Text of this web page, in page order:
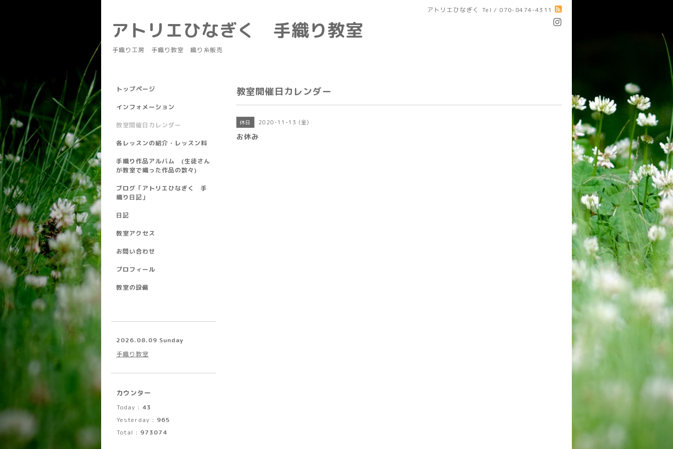
アトリエひなぎく Tel / 070-8474-4311
アトリエひなぎく 手織り教室
手織り工房 手織り教室 織り糸販売
教室開催日カレンダー
休日 2020-11-13 (金)
お休み
トップページ
インフォメーション
教室開催日カレンダー
各レッスンの紹介・レッスン料
手織り作品アルバム (生徒さん
が教室で織った作品の数々)
ブログ「アトリエひなぎく 手
織り日記」
日記
教室アクセス
お問い合わせ
プロフィール
教室の設備
2026.08.09 Sunday
手織り教室
カウンター
Today : 43
Yesterday : 965
Total : 973074